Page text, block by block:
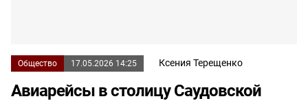
Общество 17.05.2026 14:25 Ксения Терещенко
Авиарейсы в столицу Саудовской